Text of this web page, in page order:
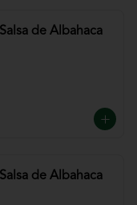
de Albahaca
de Albahaca